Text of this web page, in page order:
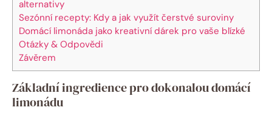
alternativy
Sezónní recepty: Kdy a jak využít čerstvé suroviny
Domácí limonáda jako kreativní dárek pro vaše blízké
Otázky & Odpovědi
Závěrem
Základní ingredience pro dokonalou domácí
limonádu